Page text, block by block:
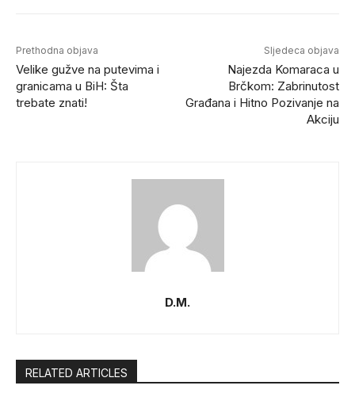
Prethodna objava
Velike gužve na putevima i
granicama u BiH: Šta
trebate znati!
Sljedeca objava
Najezda Komaraca u
Brčkom: Zabrinutost
Građana i Hitno Pozivanje na
Akciju
D.M.
RELATED ARTICLES